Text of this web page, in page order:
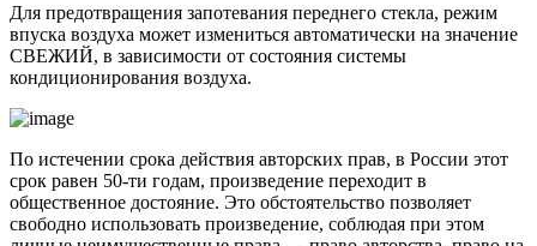
Для предотвращения запотевания переднего стекла, режим
впуска воздуха может измениться автоматически на значение
СВЕЖИЙ, в зависимости от состояния системы
кондиционирования воздуха.
По истечении срока действия авторских прав, в России этот
срок равен 50-ти годам, произведение переходит в
общественное достояние. Это обстоятельство позволяет
свободно использовать произведение, соблюдая при этом